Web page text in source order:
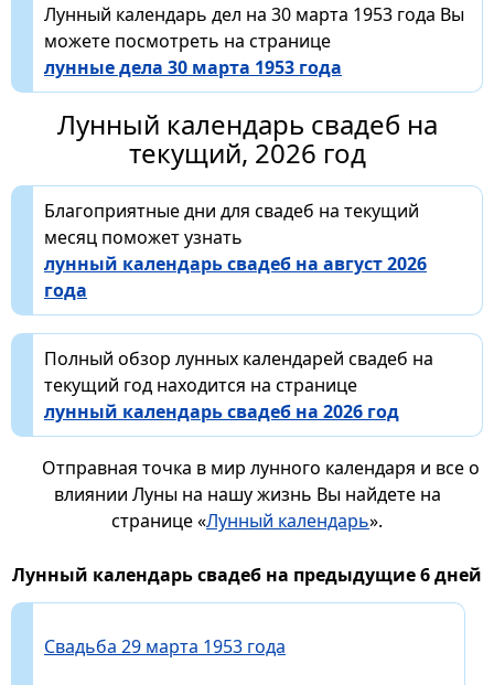
Лунный календарь дел на 30 марта 1953 года Вы
можете посмотреть на странице
лунные дела 30 марта 1953 года
Лунный календарь свадеб на
текущий, 2026 год
Благоприятные дни для свадеб на текущий
месяц поможет узнать
лунный календарь свадеб на август 2026
года
Полный обзор лунных календарей свадеб на
текущий год находится на странице
лунный календарь свадеб на 2026 год
Отправная точка в мир лунного календаря и все о
влиянии Луны на нашу жизнь Вы найдете на
странице «Лунный календарь».
Лунный календарь свадеб на предыдущие 6 дней
Свадьба 29 марта 1953 года